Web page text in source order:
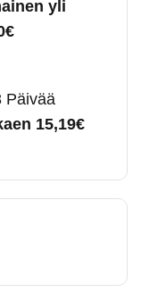
yli
Päivää
15,19€